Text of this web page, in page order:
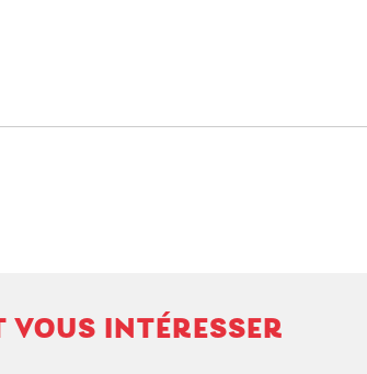
VOUS INTÉRESSER